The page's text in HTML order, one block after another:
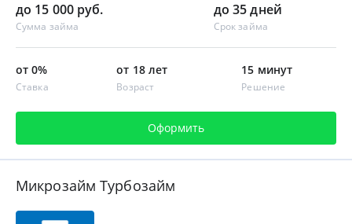
до 15 000 руб.
Сумма займа
до 35 дней
Срок займа
от 0%
Ставка
от 18 лет
Возраст
15 минут
Решение
Оформить
Микрозайм Турбозайм